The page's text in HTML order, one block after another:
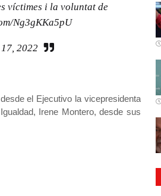
víctimes i la voluntat de
Ng3gKKa5pU
2022
el Ejecutivo la vicepresidenta
Irene Montero, desde sus